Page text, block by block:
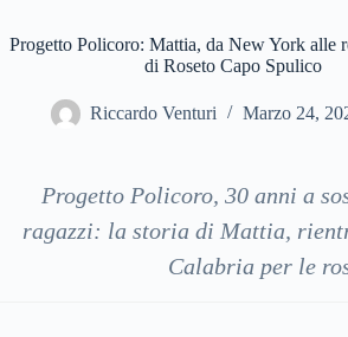
Progetto Policoro: Mattia, da New York alle
di Roseto Capo Spulico
Riccardo Venturi Marzo 24,
Progetto Policoro, 30 anni a
ragazzi: la storia di Mattia,
Calabria per le